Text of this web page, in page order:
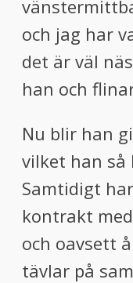
och jag har
det är väl
han och
Nu blir han
vilket han så
Samtidigt
kontrakt
och oavsett
tävlar på